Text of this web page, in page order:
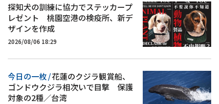
探知犬の訓練に協力でステッカープ
レゼント 桃園空港の検疫所、新デ
ザインを作成
2026/08/06 18:29
今日の一枚/花蓮のクジラ観賞船、
ゴンドウクジラ相次いで目撃 保護
対象の2種／台湾